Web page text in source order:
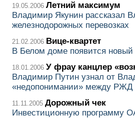
19.05.2006 Летний максимум
Владимир Якунин рассказал
железнодорожных перевозках
21.02.2006 Вице-квартет
В Белом доме появится
18.01.2006 У фрау канцлер
Владимир Путин узнал от
«недопонимании» между РЖД
11.11.2005 Дорожный чек
Инвестиционную программу